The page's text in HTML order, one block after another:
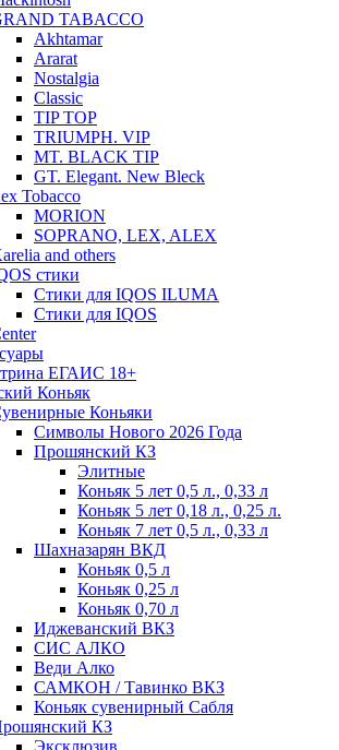
TABACCO
Akhtamar
Ararat
Nostalgia
Classic
TIP TOP
TRIUMPH. VIP
MT. BLACK TIP
GT. Elegant. New Bleck
Tobacco
MORION
SOPRANO, LEX, ALEX
and others
стики
Стики для IQOS ILUMA
Стики для IQOS
ЕГАИС 18+
Коньяк
Коньяки
Символы Нового 2026 Года
Прошянский КЗ
Элитные
Коньяк 5 лет 0,5 л., 0,33 л
Коньяк 5 лет 0,18 л., 0,25 л.
Коньяк 7 лет 0,5 л., 0,33 л
Шахназарян ВКД
Коньяк 0,5 л
Коньяк 0,25 л
Коньяк 0,70 л
Иджеванский ВКЗ
СИС АЛКО
Веди Алко
САМКОН / Тавинко ВКЗ
Коньяк сувенирный Сабля
КЗ
Эксклюзив